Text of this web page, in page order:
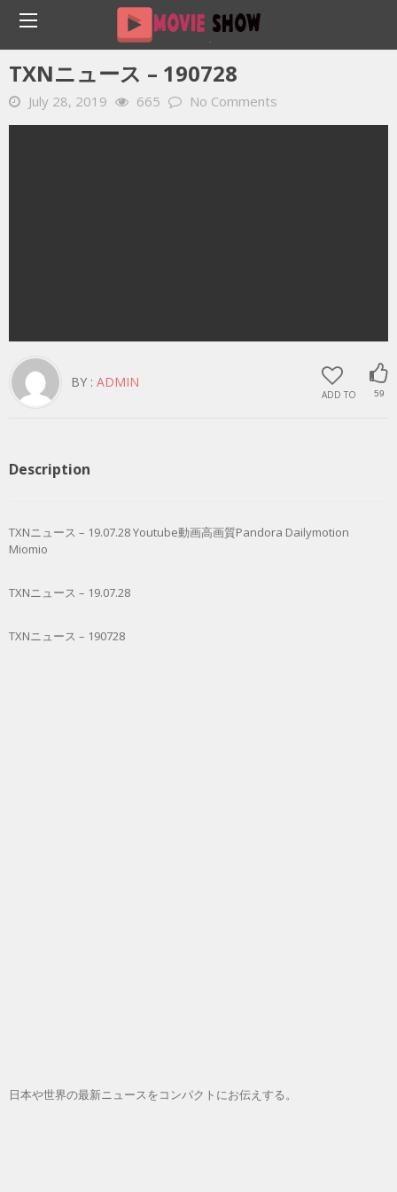
Home YOUTUBE 動画 毎日 TXNニュース – 190728
TXNニュース – 190728
July 28, 2019 665 No Comments
ADD TO 59
BY : ADMIN
Description
TXNニュース – 19.07.28 Youtube動画高画質Pandora Dailymotion
Miomio
TXNニュース – 19.07.28
TXNニュース – 190728
日本や世界の最新ニュースをコンパクトにお伝えする。